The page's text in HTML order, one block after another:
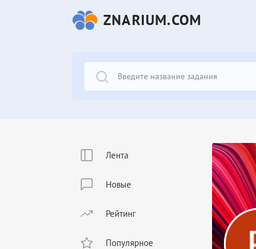
ZNARIUM.COM
Лента
Новые
Рейтинг
Популярное